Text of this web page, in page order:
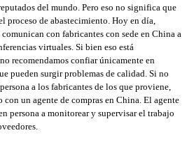
del mundo. Pero eso no significa que
proceso de abastecimiento. Hoy en día,
comunican con fabricantes con sede en China a
virtuales. Si bien eso está
recomendamos confiar únicamente en
pueden surgir problemas de calidad. Si no
a los fabricantes de los que proviene,
con un agente de compras en China. El agente
persona a monitorear y supervisar el trabajo